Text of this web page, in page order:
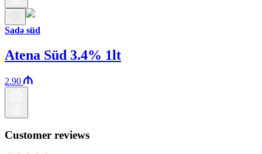
Sadə süd
Atena Süd 3.4% 1lt
2.90
Customer reviews